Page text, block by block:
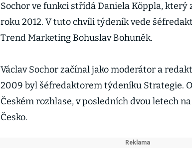
Sochor ve funkci střídá Daniela Köppla, který
roku 2012. V tuto chvíli týdeník vede
Trend Marketing Bohuslav Bohuněk.
Václav Sochor začínal jako moderátor a
2009 byl šéfredaktorem týdeníku Strategie.
Českém rozhlase, v posledních dvou letech
Česko.